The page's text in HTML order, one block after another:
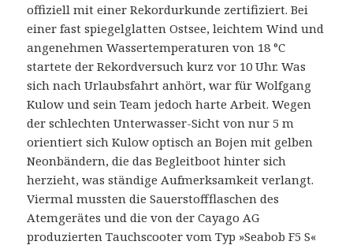
offiziell mit einer Rekordurkunde zertifiziert. Bei
einer fast spiegelglatten Ostsee, leichtem Wind und
angenehmen Wassertemperaturen von 18 °C
startete der Rekordversuch kurz vor 10 Uhr. Was
sich nach Urlaubsfahrt anhört, war für Wolfgang
Kulow und sein Team jedoch harte Arbeit. Wegen
der schlechten Unterwasser-Sicht von nur 5 m
orientiert sich Kulow optisch an Bojen mit gelben
Neonbändern, die das Begleitboot hinter sich
herzieht, was ständige Aufmerksamkeit verlangt.
Viermal mussten die Sauerstoffflaschen des
Atemgerätes und die von der Cayago AG
produzierten Tauchscooter vom Typ »Seabob F5 S«